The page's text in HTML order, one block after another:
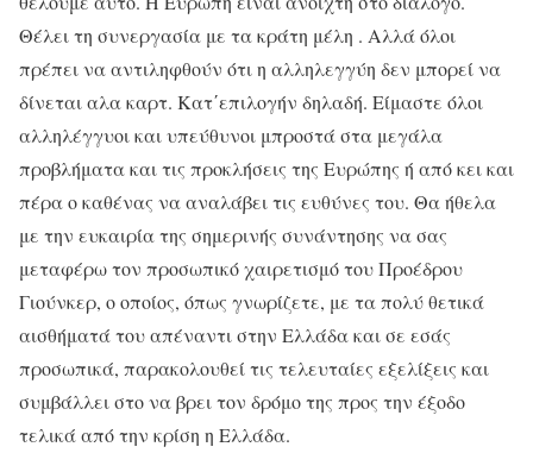
Θέλει τη συνεργασία με τα κράτη μέλη . Αλλά όλοι
πρέπει να αντιληφθούν ότι η αλληλεγγύη δεν μπορεί να
δίνεται αλα καρτ. Κατ΄επιλογήν δηλαδή. Είμαστε όλοι
αλληλέγγυοι και υπεύθυνοι μπροστά στα μεγάλα
προβλήματα και τις προκλήσεις της Ευρώπης ή από κει και
πέρα ο καθένας να αναλάβει τις ευθύνες του. Θα ήθελα
με την ευκαιρία της σημερινής συνάντησης να σας
μεταφέρω τον προσωπικό χαιρετισμό του Προέδρου
Γιούνκερ, ο οποίος, όπως γνωρίζετε, με τα πολύ θετικά
αισθήματά του απέναντι στην Ελλάδα και σε εσάς
προσωπικά, παρακολουθεί τις τελευταίες εξελίξεις και
συμβάλλει στο να βρει τον δρόμο της προς την έξοδο
τελικά από την κρίση η Ελλάδα.